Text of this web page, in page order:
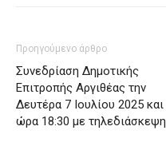
Προηγούμενο άρθρο
Συνεδρίαση Δημοτικής
Επιτροπής Αργιθέας την
Δευτέρα 7 Ιουλίου 2025 και
ώρα 18:30 με τηλεδιάσκεψη